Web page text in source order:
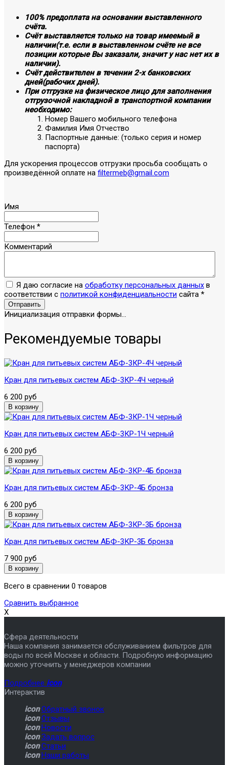
100% предоплата на основании выставленного
счёта.
Счёт выставляется только на товар имеемый в
наличии(т.е. если в выставленном счёте не все
позиции которые Вы заказали, значит у нас нет их в
наличии).
Счёт действителен в течении 2-х банковских
дней(рабочих дней).
При отгрузке на физическое лицо для заполнения
отгрузочной накладной в транспортной компании
необходимо:
Номер Вашего мобильного телефона
Фамилия Имя Отчество
Паспортные данные: (только серия и номер
паспорта)
Для ускорения процессов отгрузки просьба сообщать о
произведённой оплате на filtermeb@gmail.com
Имя
Телефон *
Комментарий
Я даю согласие на обработку персональных данных в
соответствии с политикой конфиденциальности сайта *
Отправить
Инициализация отправки формы...
Рекомендуемые товары
Кран для питьевых систем АБФ-3КР-4Ч черный
6 200 руб
Кран для питьевых систем АБФ-3КР-1Ч черный
6 200 руб
Кран для питьевых систем АБФ-3КР-4Б бронза
6 200 руб
Кран для питьевых систем АБФ-3КР-3Б бронза
7 900 руб
Всего в сравнении 0 товаров
Сравнить выбранное
X
Сфера деятельности
Наша компания занимается обслуживанием фильтров для
воды по всей Москве и области. Подробную информацию
можно уточнить у менеджеров компании
Подробнее icon
Интерактив
icon Обратный звонок
icon Отзывы
icon Новости
icon Задать вопрос
icon Статьи
icon Наши работы